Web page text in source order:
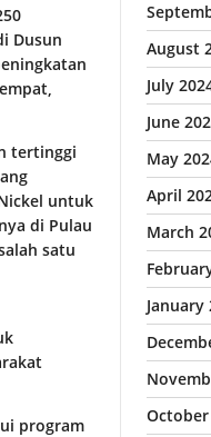
Dusun
tertinggi
untuk
di Pulau
satu
program
August
July
June
May
April
March
January
October